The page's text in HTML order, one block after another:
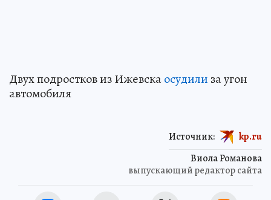
Двух подростков из Ижевскаосудили за угон
автомобиля
Виола Романова
выпускающий редактор сайта
Источник: kp.ru